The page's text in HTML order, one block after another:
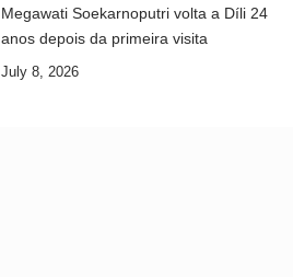
Megawati Soekarnoputri volta a Díli 24
anos depois da primeira visita
July 8, 2026